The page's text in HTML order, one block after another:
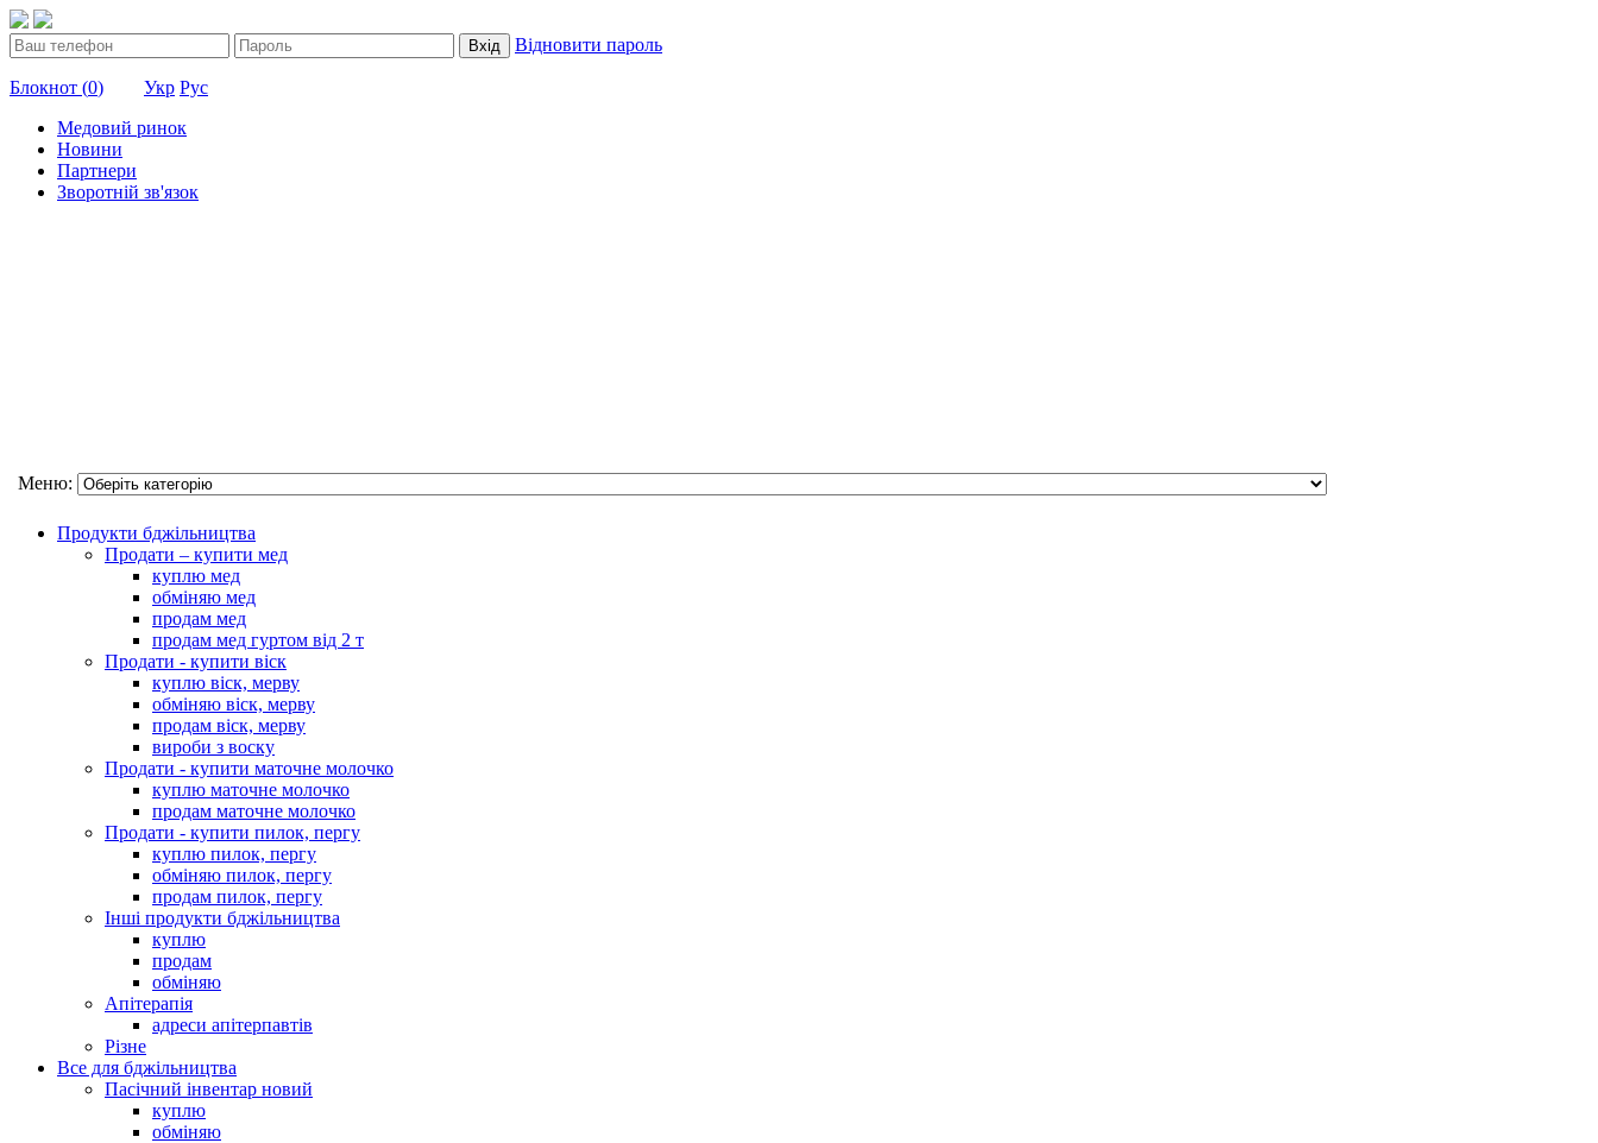
Вхід Відновити пароль
Блокнот (0) Укр Рус
Медовий ринок
Новини
Партнери
Зворотній зв'язок
Меню:
Продукти бджільництва
Продати – купити мед
куплю мед
обміняю мед
продам мед
продам мед гуртом від 2 т
Продати - купити віск
куплю віск, мерву
обміняю віск, мерву
продам віск, мерву
вироби з воску
Продати - купити маточне молочко
куплю маточне молочко
продам маточне молочко
Продати - купити пилок, пергу
куплю пилок, пергу
обміняю пилок, пергу
продам пилок, пергу
Інші продукти бджільництва
куплю
продам
обміняю
Апітерапія
адреси апітерпавтів
Різне
Все для бджільництва
Пасічний інвентар новий
куплю
обміняю